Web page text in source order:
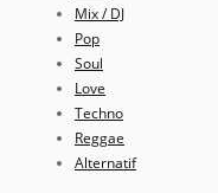
Mix / DJ
Pop
Soul
Love
Techno
Reggae
Alternatif